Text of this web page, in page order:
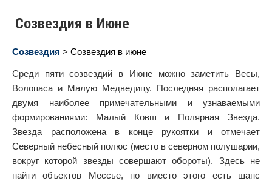
Созвездия в Июне
Созвездия > Созвездия в июне
Среди пяти созвездий в Июне можно заметить Весы,
Волопаса и Малую Медведицу. Последняя располагает
двумя наиболее примечательными и узнаваемыми
формированиями: Малый Ковш и Полярная Звезда.
Звезда расположена в конце рукоятки и отмечает
Северный небесный полюс (место в северном полушарии,
вокруг которой звезды совершают обороты). Здесь не
найти объектов Мессье, но вместо этого есть шанс